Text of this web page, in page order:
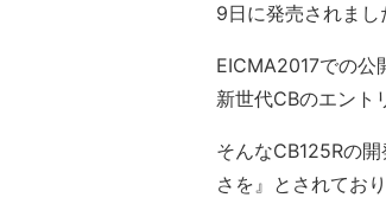
9日に発売されまし
EICMA2017での公
新世代CBのエント
そんなCB125Rの
さを』とされてお